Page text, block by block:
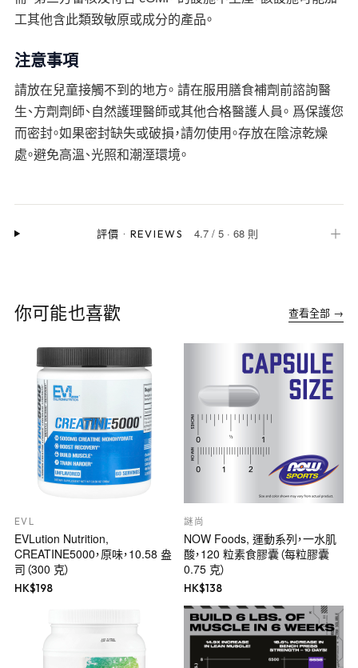
工其他含此類致敏原或成分的產品。
注意事項
請放在兒童接觸不到的地方。 請在服用膳食補劑前諮詢醫
生、方劑劑師、自然護理醫師或其他合格醫護人員。 爲保護您
而密封。如果密封缺失或破損，請勿使用。存放在陰涼乾燥
處。避免高溫、光照和潮溼環境。
評價 · REVIEWS 4.7 /5 ·68 則 ＋
你可能也喜歡 查看全部 →
EVL
EVLution Nutrition,
CREATINE5000，原味，10.58 盎
司（300 克）
HK$198
謎尚
NOW Foods, 運動系列，一水肌
酸，120 粒素食膠囊（每粒膠囊
0.75 克）
HK$138